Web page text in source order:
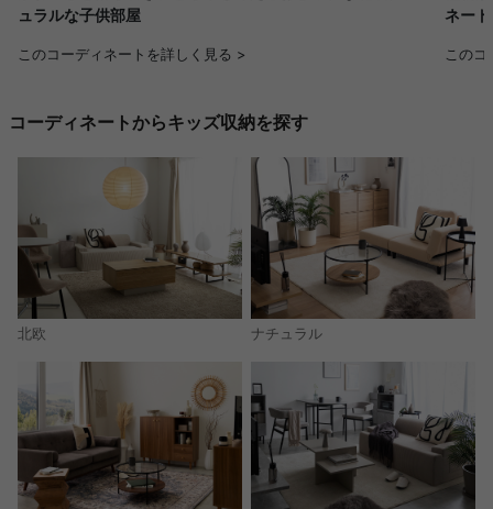
ュラルな子供部屋
このコーディネートを詳しく見る >
ネート
この
コーディネートからキッズ収納を探す
北欧 ナチュラル